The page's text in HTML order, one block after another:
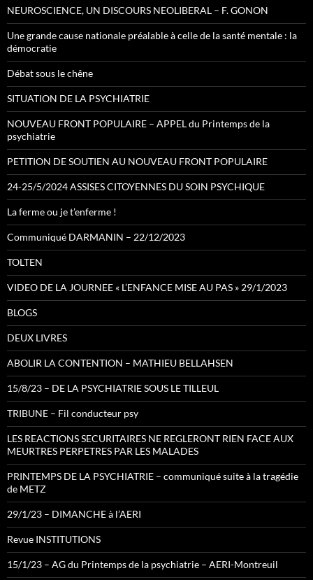
NEUROSCIENCE, UN DISCOURS NEOLIBERAL – F. GONON
Une grande cause nationale préalable à celle de la santé mentale : la
démocratie
Débat sous le chêne
SITUATION DE LA PSYCHIATRIE
NOUVEAU FRONT POPULAIRE – APPEL du Printemps de la
psychiatrie
PETITION DE SOUTIEN AU NOUVEAU FRONT POPULAIRE
24-25/5/2024 ASSISES CITOYENNES DU SOIN PSYCHIQUE
La ferme ou je t’enferme !
Communiqué DARMANIN – 22/12/2023
TOLTEN
VIDEO DE LA JOURNEE « L’ENFANCE MISE AU PAS » 29/1/2023
BLOGS
DEUX LIVRES
ABOLIR LA CONTENTION – MATHIEU BELLAHSEN
15/8/23 – DE LA PSYCHIATRIE SOUS LE TILLEUL
TRIBUNE – Fil conducteur psy
LES REACTIONS SECURITAIRES NE REGLERONT RIEN FACE AUX
MEURTRES PERPETRES PAR LES MALADES
PRINTEMPS DE LA PSYCHIATRIE – communiqué suite à la tragédie
de METZ
29/1/23 – DIMANCHE à l’AERI
Revue INSTITUTIONS
15/1/23 – AG du Printemps de la psychiatrie – AERI-Montreuil